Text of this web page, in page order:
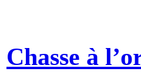
Chasse à